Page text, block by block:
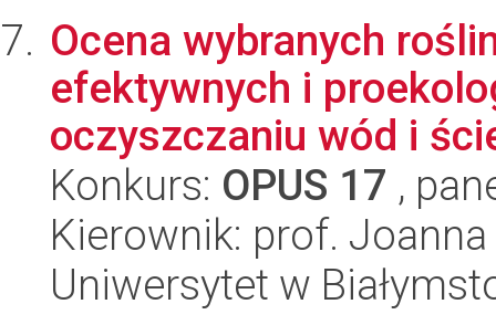
Ocena wybranych
efektywnych i
oczyszczaniu wód i
Konkurs: OPUS 17 ,
Kierownik: prof.
Uniwersytet w